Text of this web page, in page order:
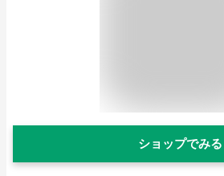
ショップでみる